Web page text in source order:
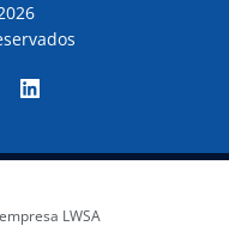
LWSA